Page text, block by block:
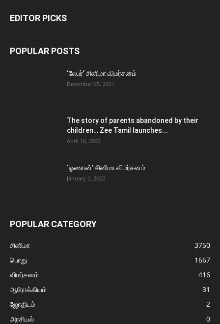
EDITOR PICKS
POPULAR POSTS
‘லேபர்’ சினிமா விமர்சனம்
December 25, 2021
The story of parents abandoned by their
children… Zee Tamil launches...
April 16, 2022
‘ஓணான்’ சினிமா விமர்சனம்
January 2, 2022
POPULAR CATEGORY
சினிமா
3750
பொது
1667
விமர்சனம்
416
ஆரோக்கியம்
31
ஜோதிடம்
2
அரசியல்
0